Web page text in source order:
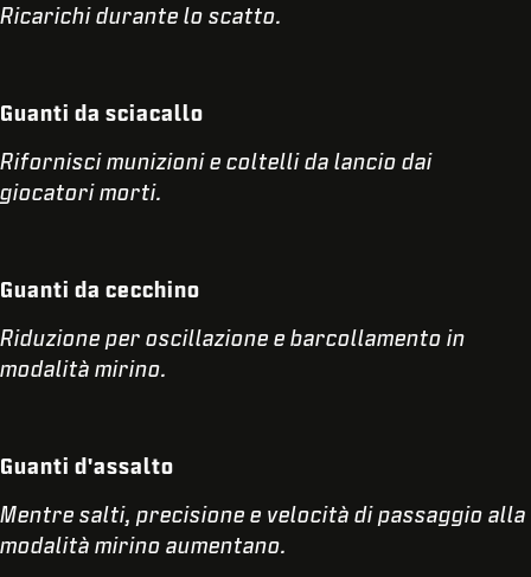
Ricarichi durante lo scatto.
Guanti da sciacallo
Rifornisci munizioni e coltelli da lancio dai
giocatori morti.
Guanti da cecchino
Riduzione per oscillazione e barcollamento in
modalità mirino.
Guanti d'assalto
Mentre salti, precisione e velocità di passaggio alla
modalità mirino aumentano.